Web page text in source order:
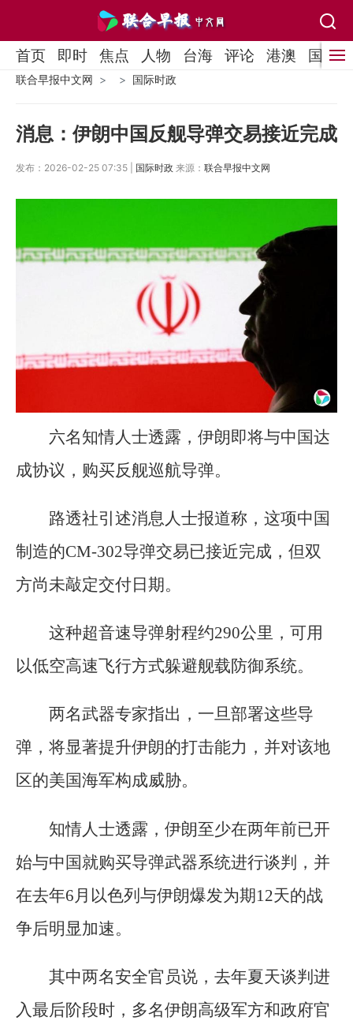
首页 即时 焦点 人物 台海 评论 港澳 国际
联合早报中文网 国际时政
消息：伊朗中国反舰导弹交易接近完成
发布：2026-02-25 07:35 | 国际时政 来源： 联合早报中文网
六名知情人士透露，伊朗即将与中国达
成协议，购买反舰巡航导弹。
路透社引述消息人士报道称，这项中国
制造的CM-302导弹交易已接近完成，但双
方尚未敲定交付日期。
这种超音速导弹射程约290公里，可用
以低空高速飞行方式躲避舰载防御系统。
两名武器专家指出，一旦部署这些导
弹，将显著提升伊朗的打击能力，并对该地
区的美国海军构成威胁。
知情人士透露，伊朗至少在两年前已开
始与中国就购买导弹武器系统进行谈判，并
在去年6月以色列与伊朗爆发为期12天的战
争后明显加速。
其中两名安全官员说，去年夏天谈判进
入最后阶段时，多名伊朗高级军方和政府官